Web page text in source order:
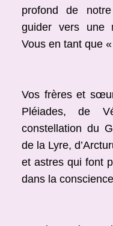
profond de
guider vers une
Vous en tant que
Vos frères et
Pléiades, de
constellation du
de la Lyre,
et astres qui font
dans la